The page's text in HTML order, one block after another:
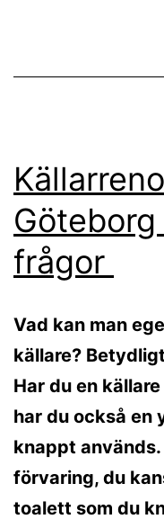
frågor
Vad kan man
källare?
Har du en
har du också en
knappt
förvaring, du
toalett som du